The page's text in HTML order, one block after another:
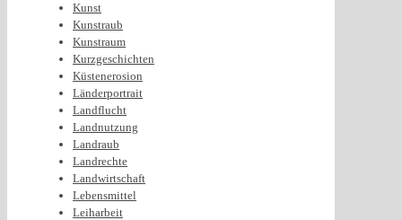
Kunst
Kunstraub
Kunstraum
Kurzgeschichten
Küstenerosion
Länderportrait
Landflucht
Landnutzung
Landraub
Landrechte
Landwirtschaft
Lebensmittel
Leiharbeit